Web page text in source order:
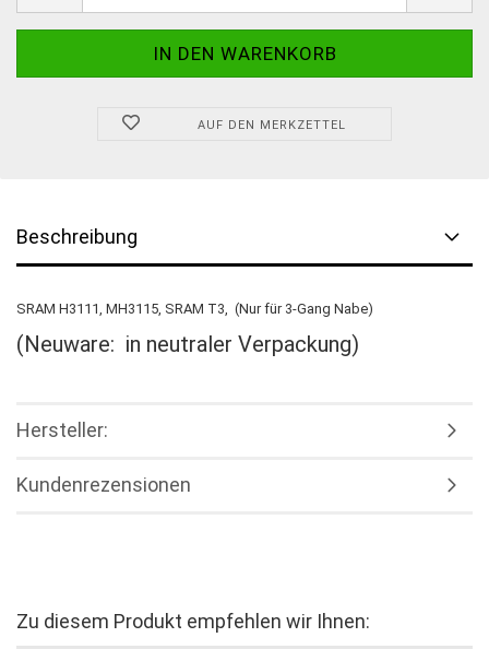
AUF DEN MERKZETTEL
Beschreibung
SRAM H3111, MH3115, SRAM T3, (Nur für 3-Gang Nabe)
(Neuware: in neutraler Verpackung)
Hersteller:
Kundenrezensionen
Zu diesem Produkt empfehlen wir Ihnen: